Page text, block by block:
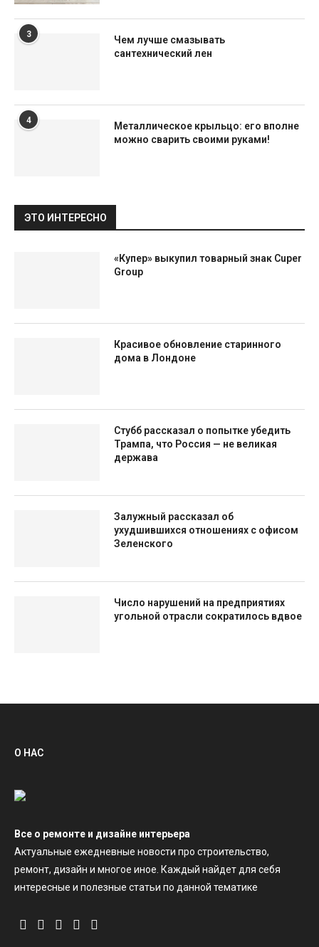
3
Чем лучше смазывать
сантехнический лен
4
Металлическое крыльцо: его вполне
можно сварить своими руками!
ЭТО ИНТЕРЕСНО
«Купер» выкупил товарный знак Cuper
Group
Красивое обновление старинного
дома в Лондоне
Стубб рассказал о попытке убедить
Трампа, что Россия — не великая
держава
Залужный рассказал об
ухудшившихся отношениях с офисом
Зеленского
Число нарушений на предприятиях
угольной отрасли сократилось вдвое
О НАС
Все о ремонте и дизайне интерьера
Актуальные ежедневные новости про строительство,
ремонт, дизайн и многое иное. Каждый найдет для себя
интересные и полезные статьи по данной тематике